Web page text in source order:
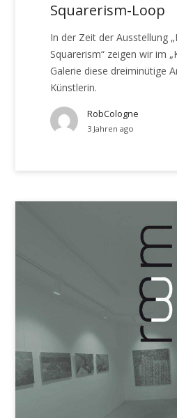
Squarerism-Loop
In der Zeit der Ausstellung
Squarerism“ zeigen wir im
Galerie diese dreiminütige
Künstlerin.
RobCologne
3 Jahren ago